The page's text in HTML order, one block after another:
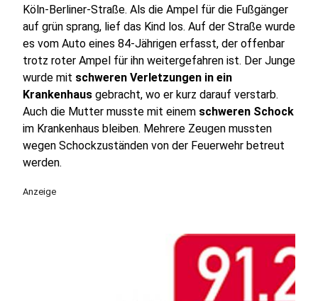
Köln-Berliner-Straße. Als die Ampel für die Fußgänger
auf grün sprang, lief das Kind los. Auf der Straße wurde
es vom Auto eines 84-Jährigen erfasst, der offenbar
trotz roter Ampel für ihn weitergefahren ist. Der Junge
wurde mit schweren Verletzungen in ein
Krankenhaus gebracht, wo er kurz darauf verstarb.
Auch die Mutter musste mit einem schweren Schock
im Krankenhaus bleiben. Mehrere Zeugen mussten
wegen Schockzuständen von der Feuerwehr betreut
werden.
Anzeige